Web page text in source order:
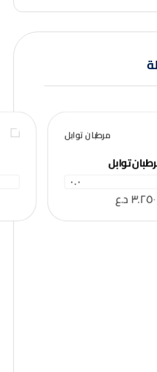
توابل
٠.٠
٣.٢٥٠د.ع